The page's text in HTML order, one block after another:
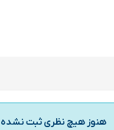
هنوز هیچ نظری ثبت